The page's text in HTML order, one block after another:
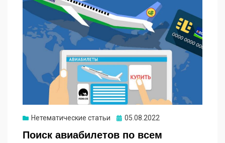
Нетематические статьи Опубликовано
05.08.2022
Поиск авиабилетов по всем